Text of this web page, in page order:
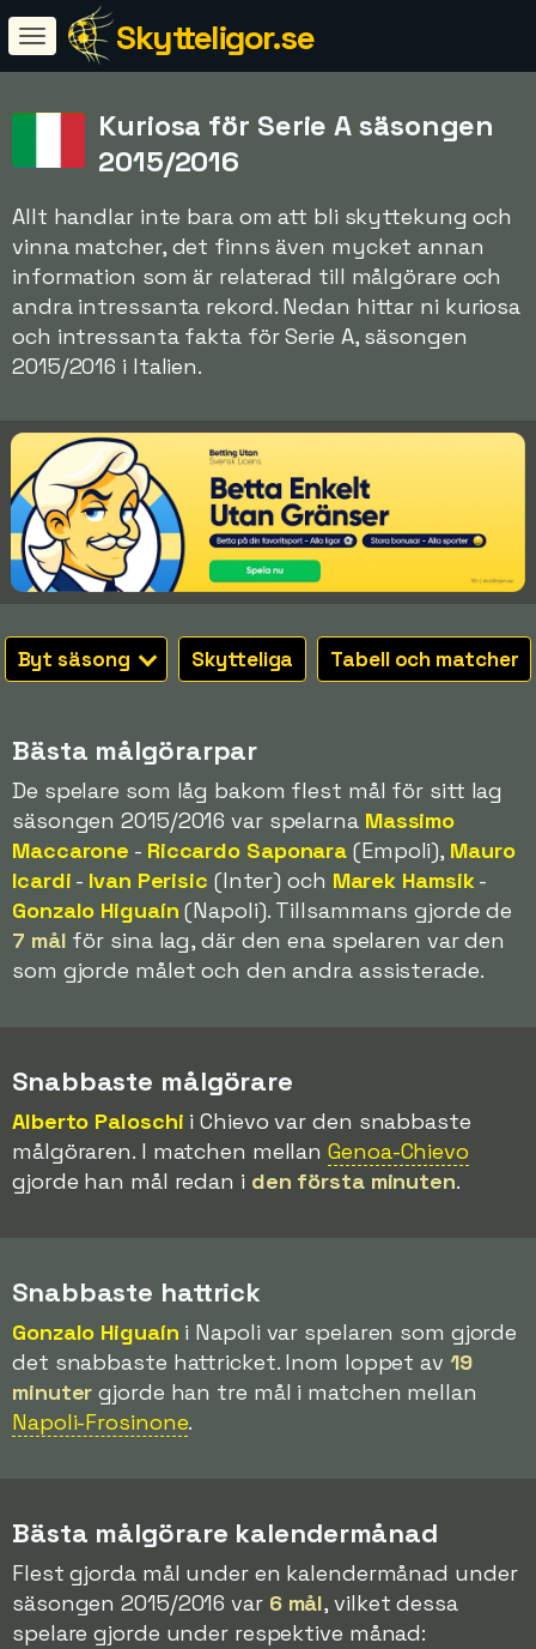
Skytteligor.se
Kuriosa för Serie A säsongen
2015/2016
Allt handlar inte bara om att bli skyttekung och
vinna matcher, det finns även mycket annan
information som är relaterad till målgörare och
andra intressanta rekord. Nedan hittar ni kuriosa
och intressanta fakta för Serie A, säsongen
2015/2016 i Italien.
Byt säsong Skytteliga Tabell och matcher
Bästa målgörarpar
De spelare som låg bakom flest mål för sitt lag
säsongen 2015/2016 var spelarna Massimo
Maccarone - Riccardo Saponara (Empoli), Mauro
Icardi - Ivan Perisic (Inter) och Marek Hamsik-
Gonzalo Higuaín (Napoli). Tillsammans gjorde de
7 mål för sina lag, där den ena spelaren var den
som gjorde målet och den andra assisterade.
Snabbaste målgörare
Alberto Paloschi i Chievo var den snabbaste
målgöraren. I matchen mellanGenoa-Chievo
gjorde han mål redan i den första minuten.
Snabbaste hattrick
Gonzalo Higuaín i Napoli var spelaren som gjorde
det snabbaste hattricket. Inom loppet av 19
minuter gjorde han tre mål i matchen mellan
Napoli-Frosinone.
Bästa målgörare kalendermånad
Flest gjorda mål under en kalendermånad under
säsongen 2015/2016 var 6 mål, vilket dessa
spelare gjorde under respektive månad: